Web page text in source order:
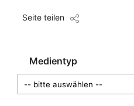
Seite teilen
Medientyp